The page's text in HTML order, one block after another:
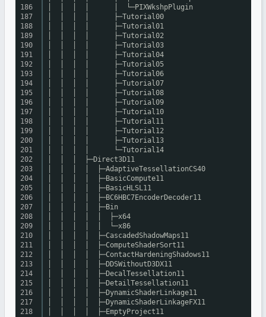
186
187
188
189
190
191
192
193
194
195
196
197
198
199
200
201
202
203
204
205
206
207
208
209
210
211
212
213
214
215
216
217
218
│ │ │ │ │ └─PIXWkshpPlugin
│ │ │ │ ├─Tutorial00
│ │ │ │ ├─Tutorial01
│ │ │ │ ├─Tutorial02
│ │ │ │ ├─Tutorial03
│ │ │ │ ├─Tutorial04
│ │ │ │ ├─Tutorial05
│ │ │ │ ├─Tutorial06
│ │ │ │ ├─Tutorial07
│ │ │ │ ├─Tutorial08
│ │ │ │ ├─Tutorial09
│ │ │ │ ├─Tutorial10
│ │ │ │ ├─Tutorial11
│ │ │ │ ├─Tutorial12
│ │ │ │ ├─Tutorial13
│ │ │ │ └─Tutorial14
│ │ │ ├─Direct3D11
│ │ │ │ ├─AdaptiveTessellationCS40
│ │ │ │ ├─BasicCompute11
│ │ │ │ ├─BasicHLSL11
│ │ │ │ ├─BC6HBC7EncoderDecoder11
│ │ │ │ ├─Bin
│ │ │ │ │ ├─x64
│ │ │ │ │ └─x86
│ │ │ │ ├─CascadedShadowMaps11
│ │ │ │ ├─ComputeShaderSort11
│ │ │ │ ├─ContactHardeningShadows11
│ │ │ │ ├─DDSWithoutD3DX11
│ │ │ │ ├─DecalTessellation11
│ │ │ │ ├─DetailTessellation11
│ │ │ │ ├─DynamicShaderLinkage11
│ │ │ │ ├─DynamicShaderLinkageFX11
│ │ │ │ ├─EmptyProject11